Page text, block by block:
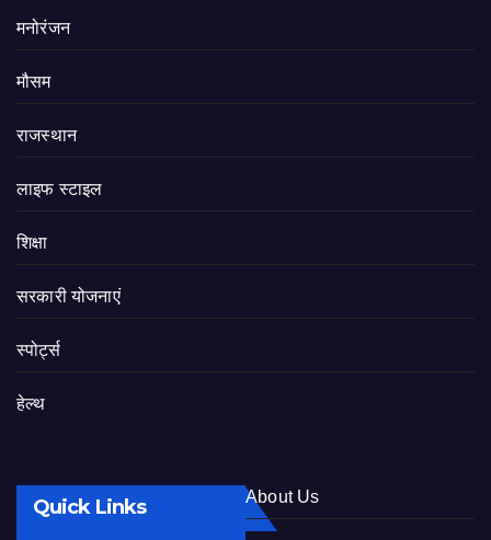
मनोरंजन
मौसम
राजस्थान
लाइफ स्टाइल
शिक्षा
सरकारी योजनाएं
स्पोर्ट्स
हेल्थ
Quick Links About Us